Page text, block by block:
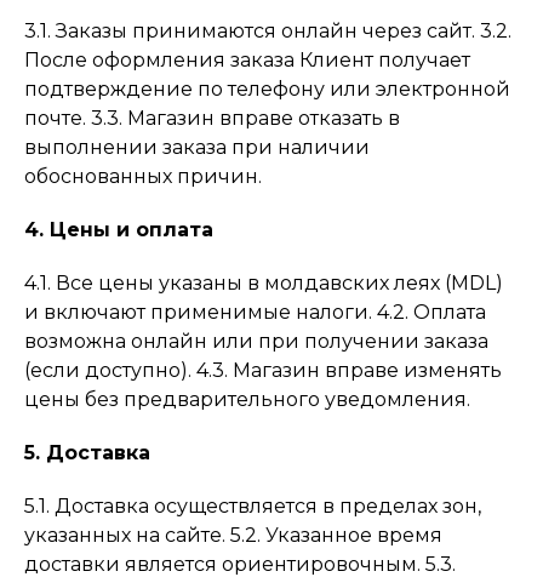
3.1. Заказы принимаются онлайн через сайт. 3.2.
После оформления заказа Клиент получает
подтверждение по телефону или электронной
почте. 3.3. Магазин вправе отказать в
выполнении заказа при наличии
обоснованных причин.
4. Цены и оплата
4.1. Все цены указаны в молдавских леях (MDL)
и включают применимые налоги. 4.2. Оплата
возможна онлайн или при получении заказа
(если доступно). 4.3. Магазин вправе изменять
цены без предварительного уведомления.
5. Доставка
5.1. Доставка осуществляется в пределах зон,
указанных на сайте. 5.2. Указанное время
доставки является ориентировочным. 5.3.